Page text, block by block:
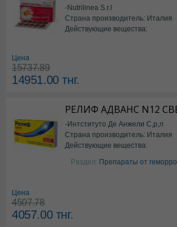
-Nutrilinea S.r.l
Страна производитель: Италия
Действующие вещества:
Цена
15737.89
14951.00тнг.
РЕЛИФ АДВАНС N12
-Интституто Де Анжели С,р,л
Страна производитель: Италия
Действующие вещества:
Бензокаин
Раздел: Препараты от
Цена
4507.78
4057.00тнг.